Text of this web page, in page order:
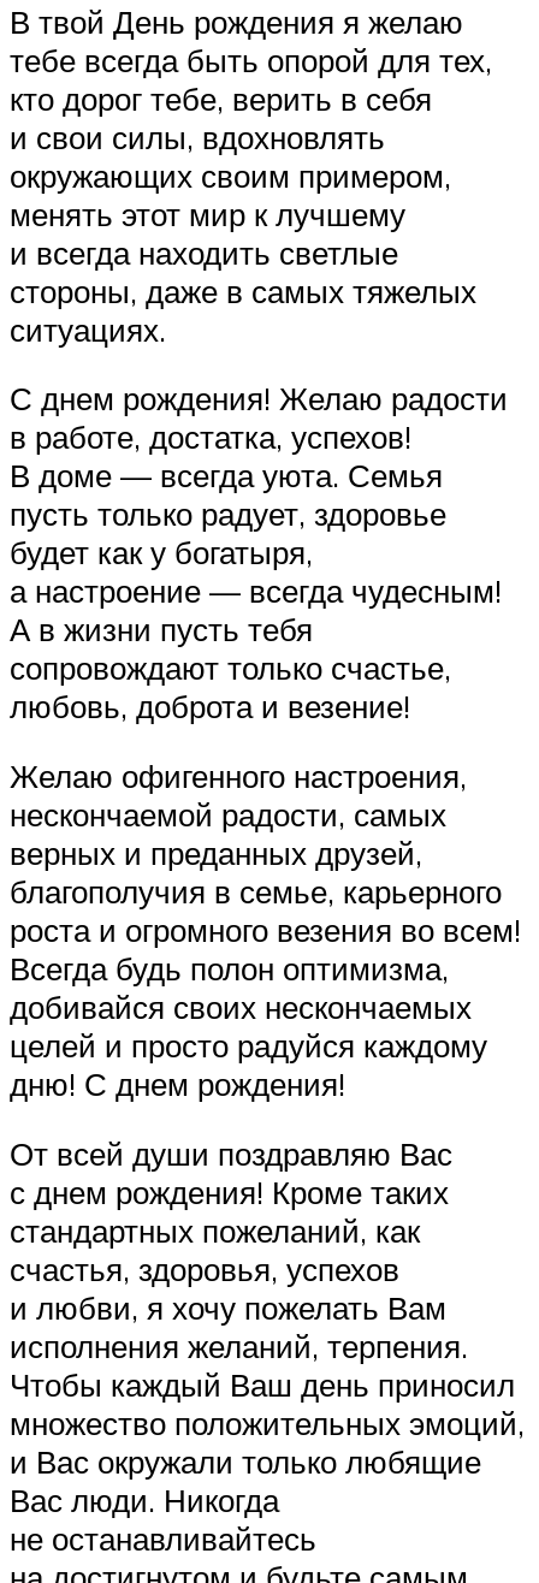
В твой День рождения я желаю
тебе всегда быть опорой для тех,
кто дорог тебе, верить в себя
и свои силы, вдохновлять
окружающих своим примером,
менять этот мир к лучшему
и всегда находить светлые
стороны, даже в самых тяжелых
ситуациях.
С днем рождения! Желаю радости
в работе, достатка, успехов!
В доме — всегда уюта. Семья
пусть только радует, здоровье
будет как у богатыря,
а настроение — всегда чудесным!
А в жизни пусть тебя
сопровождают только счастье,
любовь, доброта и везение!
Желаю офигенного настроения,
нескончаемой радости, самых
верных и преданных друзей,
благополучия в семье, карьерного
роста и огромного везения во всем!
Всегда будь полон оптимизма,
добивайся своих нескончаемых
целей и просто радуйся каждому
дню! С днем рождения!
От всей души поздравляю Вас
с днем рождения! Кроме таких
стандартных пожеланий, как
счастья, здоровья, успехов
и любви, я хочу пожелать Вам
исполнения желаний, терпения.
Чтобы каждый Ваш день приносил
множество положительных эмоций,
и Вас окружали только любящие
Вас люди. Никогда
не останавливайтесь